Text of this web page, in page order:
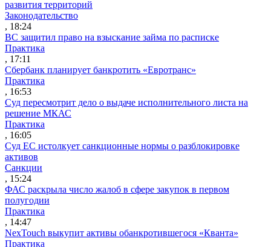
развития территорий
Законодательство
, 18:24
ВС защитил право на взыскание займа по расписке
Практика
, 17:11
Сбербанк планирует банкротить «Евротранс»
Практика
, 16:53
Суд пересмотрит дело о выдаче исполнительного листа на
решение МКАС
Практика
, 16:05
Суд ЕС истолкует санкционные нормы о разблокировке
активов
Санкции
, 15:24
ФАС раскрыла число жалоб в сфере закупок в первом
полугодии
Практика
, 14:47
NexTouch выкупит активы обанкротившегося «Кванта»
Практика